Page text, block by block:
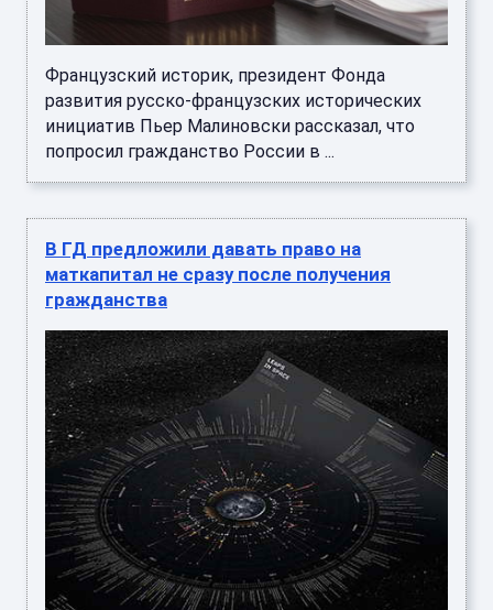
Французский историк, президент Фонда
развития русско-французских исторических
инициатив Пьер Малиновски рассказал, что
попросил гражданство России в ...
В ГД предложили давать право на
маткапитал не сразу после получения
гражданства